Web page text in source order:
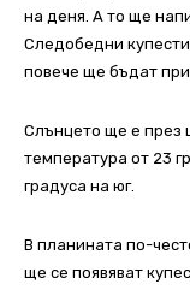
на деня. А то ще
Следобедни
повече ще бъдат
Слънцето ще е през
температура от 23
градуса на юг.
В планината по-
ще се появяват